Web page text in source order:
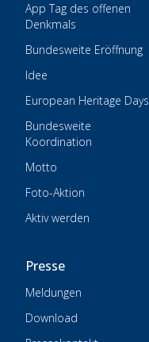
App Tag des offenen
Denkmals
Bundesweite Eröffnung
Idee
European Heritage Days
Bundesweite
Koordination
Motto
Foto-Aktion
Aktiv werden
Presse
Meldungen
Download